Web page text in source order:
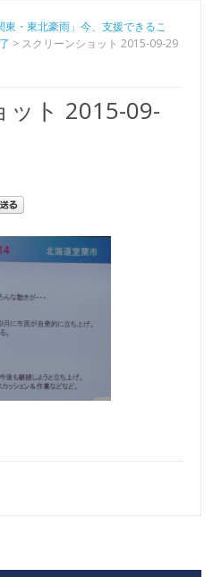
東・東北豪雨」今、支援できるこ
> スクリーンショット 2015-09-29
ット 2015-09-